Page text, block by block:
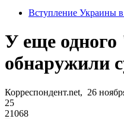
Вступление Украины
У еще одного
обнаружили
Корреспондент.net, 26
25
21068